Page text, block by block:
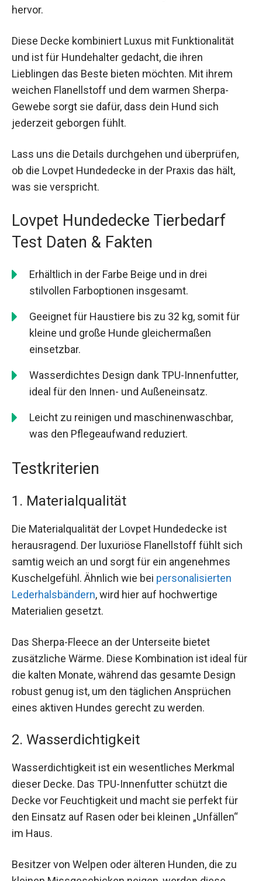
hervor.
Diese Decke kombiniert Luxus mit Funktionalität
und ist für Hundehalter gedacht, die ihren
Lieblingen das Beste bieten möchten. Mit ihrem
weichen Flanellstoff und dem warmen Sherpa-
Gewebe sorgt sie dafür, dass dein Hund sich
jederzeit geborgen fühlt.
Lass uns die Details durchgehen und überprüfen,
ob die Lovpet Hundedecke in der Praxis das hält,
was sie verspricht.
Lovpet Hundedecke Tierbedarf
Test Daten & Fakten
Erhältlich in der Farbe Beige und in drei
stilvollen Farboptionen insgesamt.
Geeignet für Haustiere bis zu 32 kg, somit für
kleine und große Hunde gleichermaßen
einsetzbar.
Wasserdichtes Design dank TPU-Innenfutter,
ideal für den Innen- und Außeneinsatz.
Leicht zu reinigen und maschinenwaschbar,
was den Pflegeaufwand reduziert.
Testkriterien
1. Materialqualität
Die Materialqualität der Lovpet Hundedecke ist
herausragend. Der luxuriöse Flanellstoff fühlt sich
samtig weich an und sorgt für ein angenehmes
Kuschelgefühl. Ähnlich wie bei personalisierten
Lederhalsbändern, wird hier auf hochwertige
Materialien gesetzt.
Das Sherpa-Fleece an der Unterseite bietet
zusätzliche Wärme. Diese Kombination ist ideal für
die kalten Monate, während das gesamte Design
robust genug ist, um den täglichen Ansprüchen
eines aktiven Hundes gerecht zu werden.
2. Wasserdichtigkeit
Wasserdichtigkeit ist ein wesentliches Merkmal
dieser Decke. Das TPU-Innenfutter schützt die
Decke vor Feuchtigkeit und macht sie perfekt für
den Einsatz auf Rasen oder bei kleinen „Unfällen“
im Haus.
Besitzer von Welpen oder älteren Hunden, die zu